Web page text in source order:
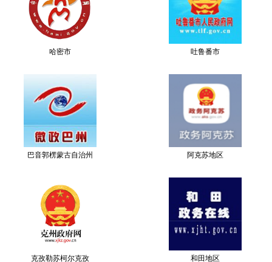
哈密市 吐鲁番市
巴音郭楞蒙古自治州 阿克苏地区
克孜勒苏柯尔克孜 和田地区